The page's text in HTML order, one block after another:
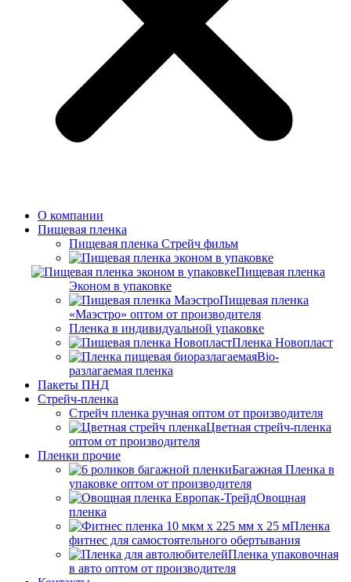
О компании
Пищевая пленка
Пищевая пленка Стрейч фильм
Пищевая пленка
Эконом в упаковке
Пищевая пленка
«Маэстро» оптом от производителя
Пленка в индивидуальной упаковке
Пленка Новопласт
Bio-
разлагаемая пленка
Пакеты ПНД
Стрейч-пленка
Стрейч пленка ручная оптом от производителя
Цветная стрейч-пленка
оптом от производителя
Пленки прочие
Багажная Пленка в
упаковке оптом от производителя
Овощная
пленка
Пленка
фитнес для самостоятельного обертывания
Пленка упаковочная
в авто оптом от производителя